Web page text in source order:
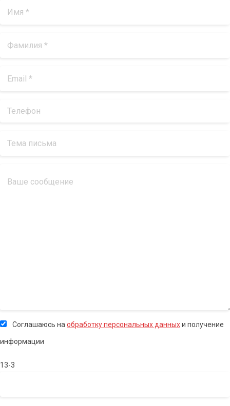
Соглашаюсь на обработку персональных данныхи получение
информации
13-3